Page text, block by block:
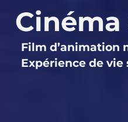
Cinéma
Film d’animation
Expérience de